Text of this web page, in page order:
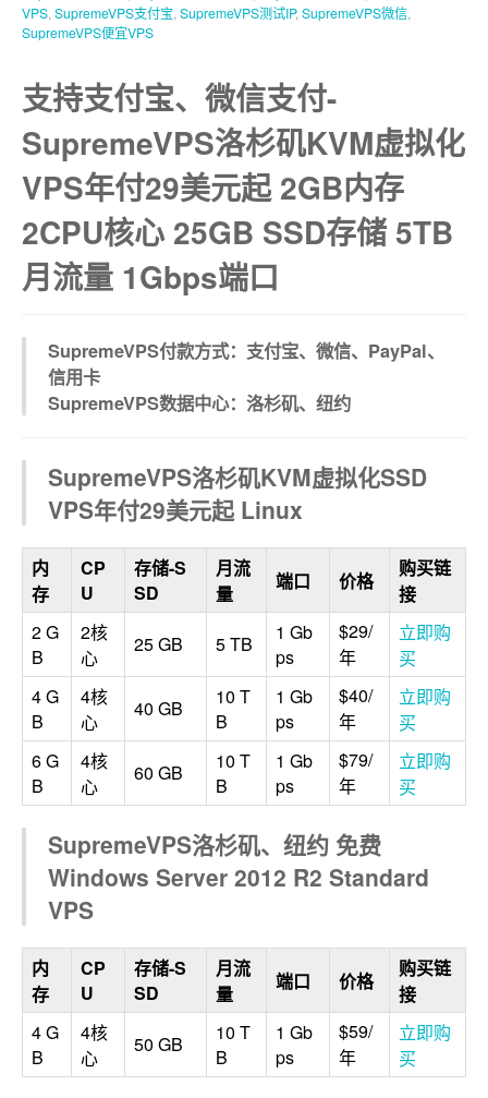
VPS, SupremeVPS支付宝, SupremeVPS测试IP, SupremeVPS微信,
SupremeVPS便宜VPS
支持支付宝、微信支付-
SupremeVPS洛杉矶KVM虚拟化
VPS年付29美元起 2GB内存
2CPU核心 25GB SSD存储 5TB
月流量 1Gbps端口
SupremeVPS付款方式：支付宝、微信、PayPal、
信用卡
SupremeVPS数据中心：洛杉矶、纽约
SupremeVPS洛杉矶KVM虚拟化SSD
VPS年付29美元起 Linux
内
存
CP
U
存储-S
SD
月流
量
端口 价格
购买链
接
2 G
B
2核
心
25 GB 5 TB
1 Gb
ps
$29/
年
立即购
买
4 G
B
4核
心
40 GB
10 T
B
1 Gb
ps
$40/
年
立即购
买
6 G
B
4核
心
60 GB
10 T
B
1 Gb
ps
$79/
年
立即购
买
SupremeVPS洛杉矶、纽约 免费
Windows Server 2012 R2 Standard
VPS
内
存
CP
U
存储-S
SD
月流
量
端口 价格
购买链
接
4 G
B
4核
心
50 GB
10 T
B
1 Gb
ps
$59/
年
立即购
买